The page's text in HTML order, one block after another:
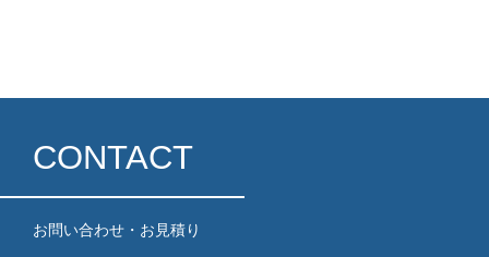
CONTACT
お問い合わせ・お見積り